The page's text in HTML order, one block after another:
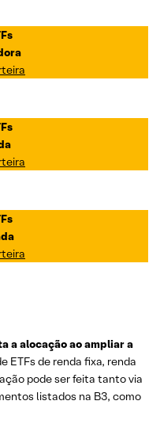
a alocação ao ampliar a
ETFs de renda fixa, renda
pode ser feita tanto via
listados na B3, como